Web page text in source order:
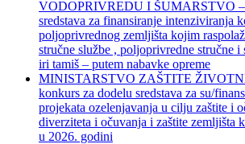
VODOPRIVREDU I ŠUMARSTVO –
sredstava za finansiranje intenziviranja
poljoprivrednog zemljišta kojim
stručne službe , poljoprivredne stručne i
iri tamiš ‒ putem nabavke opreme
MINISTARSTVO ZAŠTITE
konkurs za dodelu sredstava za su/
projekata ozelenjavanja u cilju zaštite i
diverziteta i očuvanja i zaštite zemljišta
u 2026. godini